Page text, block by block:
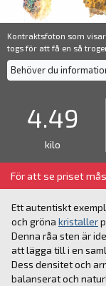
Kontraktsfoton som
togs för att få en så
Behöver du
4.49
kilo
För att se priset
Ett autentiskt
och gröna kristaller
Denna råa sten är
att lägga till i en
Dess densitet och
balanserat och